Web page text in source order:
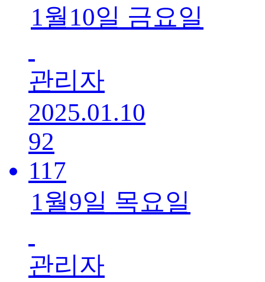
1월10일 금요일
관리자
2025.01.10
92
117
1월9일 목요일
관리자